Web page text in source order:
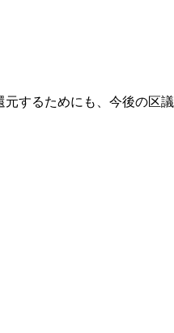
するためにも、今後の区議